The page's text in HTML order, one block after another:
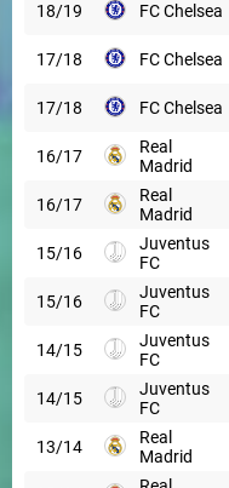
18/19 FC Chelsea
17/18 FC Chelsea
17/18 FC Chelsea
16/17
Real
Madrid
16/17
Real
Madrid
15/16
Juventus
FC
15/16
Juventus
FC
14/15
Juventus
FC
14/15
Juventus
FC
13/14
Real
Madrid